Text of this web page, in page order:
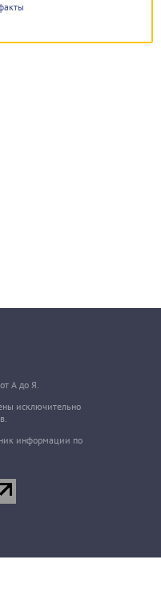
А до Я.
исключительно
информации по